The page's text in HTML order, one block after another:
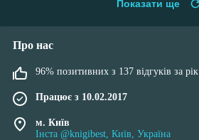
Показати ще
Про нас
96% позитивних з 137 відгуків за рік
Працює з 10.02.2017
м. Київ
Інста @knigibest, Київ, Україна